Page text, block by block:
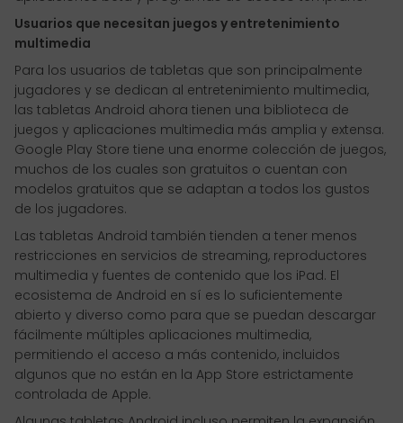
Usuarios que necesitan juegos y entretenimiento
multimedia
Para los usuarios de tabletas que son principalmente
jugadores y se dedican al entretenimiento multimedia,
las tabletas Android ahora tienen una biblioteca de
juegos y aplicaciones multimedia más amplia y extensa.
Google Play Store tiene una enorme colección de juegos,
muchos de los cuales son gratuitos o cuentan con
modelos gratuitos que se adaptan a todos los gustos
de los jugadores.
Las tabletas Android también tienden a tener menos
restricciones en servicios de streaming, reproductores
multimedia y fuentes de contenido que los iPad. El
ecosistema de Android en sí es lo suficientemente
abierto y diverso como para que se puedan descargar
fácilmente múltiples aplicaciones multimedia,
permitiendo el acceso a más contenido, incluidos
algunos que no están en la App Store estrictamente
controlada de Apple.